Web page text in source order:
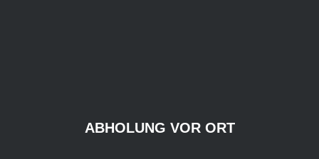
ABHOLUNG VOR ORT